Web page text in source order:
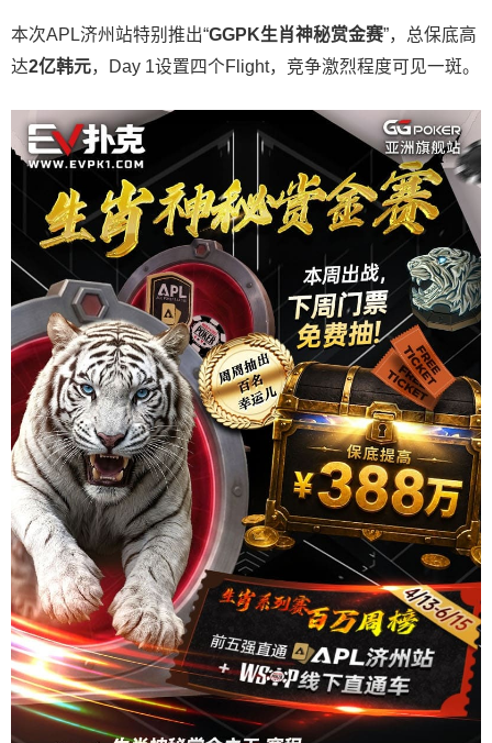
本次APL济州站特别推出“GGPK生肖神秘赏金赛”，总保底高
达2亿韩元，Day 1设置四个Flight，竞争激烈程度可见一斑。